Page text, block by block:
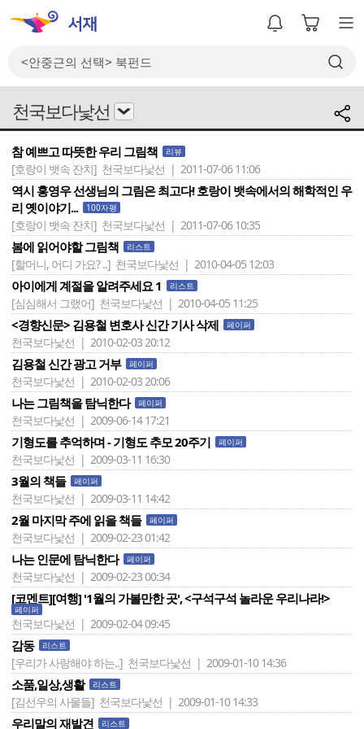
천국보다낯선
참 예쁘고 따뜻한 우리 그림책 리뷰
[호랑이 뱃속 잔치] 천국보다낯선 | 2011-07-06 11:06
역시 홍영우 선생님의 그림은 최고다! 호랑이 뱃속에서의 해학적인 우
리 옛이야기...
100자평
[호랑이 뱃속 잔치] 천국보다낯선 | 2011-07-06 10:35
봄에 읽어야할 그림책 리스트
[할머니, 어디 가요? ..] 천국보다낯선 | 2010-04-05 12:03
아이에게 계절을 알려주세요 1 리스트
[심심해서 그랬어] 천국보다낯선 | 2010-04-05 11:25
<경향신문> 김용철 변호사 신간 기사 삭제 페이퍼
천국보다낯선 | 2010-02-03 20:12
김용철 신간 광고 거부 페이퍼
천국보다낯선 | 2010-02-03 20:06
나는 그림책을 탐닉한다 페이퍼
천국보다낯선 | 2009-06-14 17:21
기형도를 추억하며 - 기형도 추모 20주기 페이퍼
천국보다낯선 | 2009-03-11 16:30
3월의 책들 페이퍼
천국보다낯선 | 2009-03-11 14:42
2월 마지막 주에 읽을 책들 페이퍼
천국보다낯선 | 2009-02-23 01:42
나는 인문에 탐닉한다 페이퍼
천국보다낯선 | 2009-02-23 00:34
[코멘트][여행] '1월의 가볼만한 곳', <구석구석 놀라운 우리나라!>
페이퍼
천국보다낯선 | 2009-02-04 09:45
감동 리스트
[우리가 사랑해야 하는..] 천국보다낯선 | 2009-01-10 14:36
소품,일상,생활 리스트
[김선우의 사물들] 천국보다낯선 | 2009-01-10 14:33
우리말의 재발견 리스트